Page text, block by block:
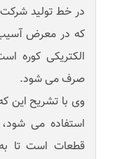
در خط تولید شرکت
که در معرض
الکتریکی کوره
صرف می شود.
وی با تشریح این
استفاده می
قطعات است تا